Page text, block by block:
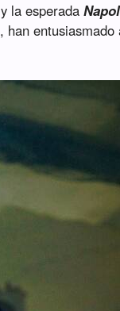
y la esperada
han entusiasmado